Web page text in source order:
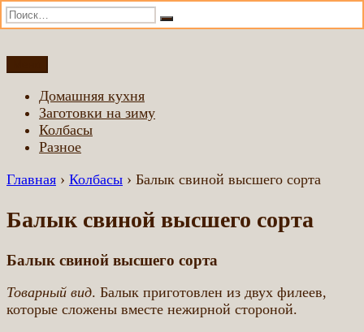
Искать:
Поиск
содержимому
Домашняя еда всем
Еда приготовленная по домашним рецептам
Домашняя кухня
Заготовки на зиму
Колбасы
Разное
Главная › Колбасы › Балык свиной высшего сорта
Балык свиной высшего сорта
Балык свиной высшего сорта
Товарный вид. Балык приготовлен из двух филеев,
которые сложены вместе нежирной стороной.